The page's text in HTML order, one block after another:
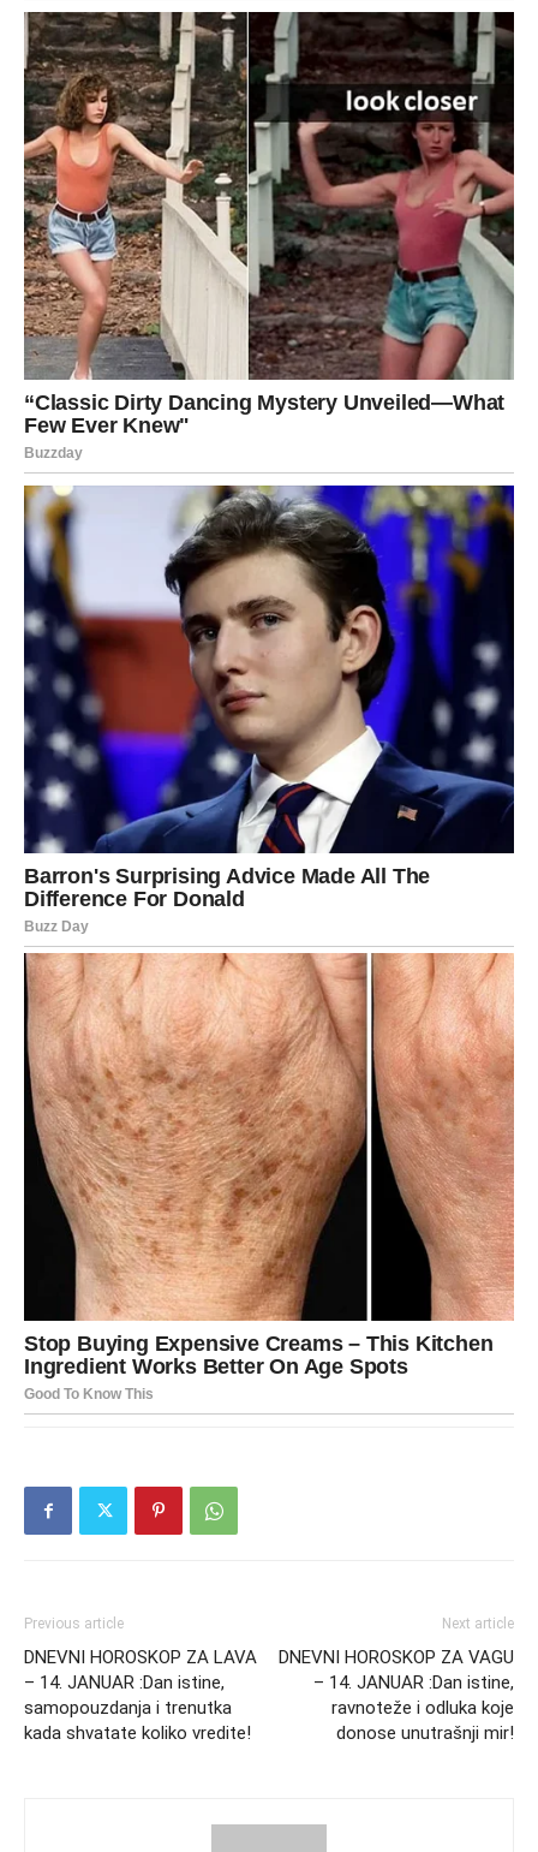
Previous article
DNEVNI HOROSKOP ZA LAVA
– 14. JANUAR :Dan istine,
samopouzdanja i trenutka
kada shvatate koliko vredite!
Next article
DNEVNI HOROSKOP ZA VAGU
– 14. JANUAR :Dan istine,
ravnoteže i odluka koje
donose unutrašnji mir!